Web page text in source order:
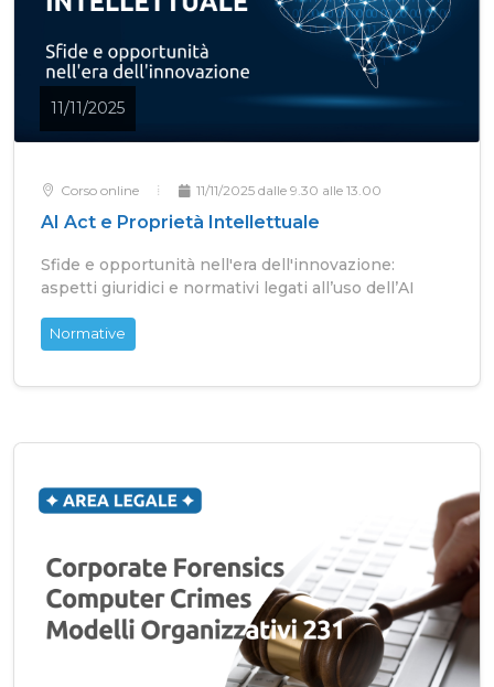
11/11/2025
Corso online 11/11/2025 dalle 9.30 alle 13.00
AI Act e Proprietà Intellettuale
Sfide e opportunità nell'era dell'innovazione:
aspetti giuridici e normativi legati all’uso dell’AI
Normative